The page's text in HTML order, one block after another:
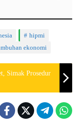
hipmi
ekonomi
Simak Prosedur